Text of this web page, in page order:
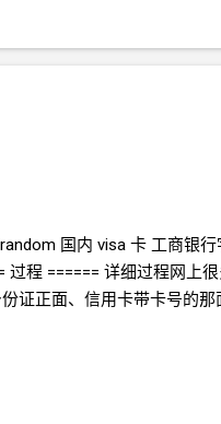
国内 visa 卡 工商银
程 ====== 详细过程网上
正面、信用卡带卡号的那